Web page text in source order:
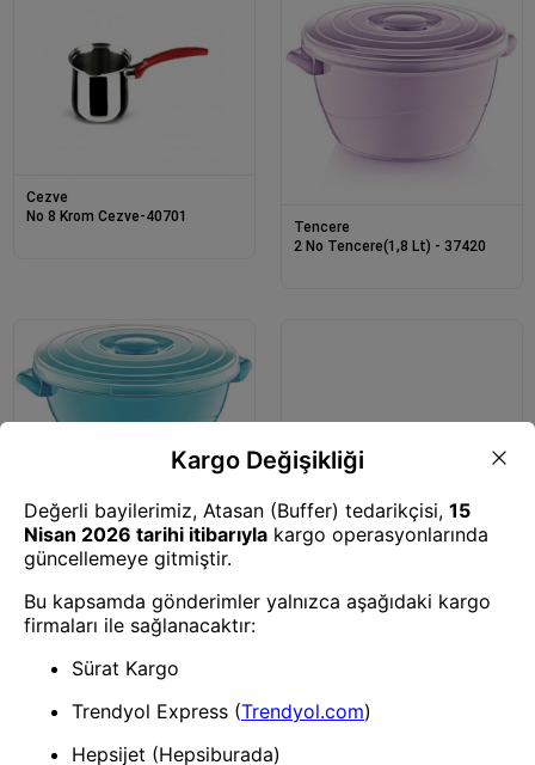
Cezve
No 8 Krom Cezve-40701
Tencere
2 No Tencere(1,8 Lt) - 37420
Tencere
1 No Tencere(1,2 Lt) - 37419
Dikdörtgen Mikrofresh Tencere